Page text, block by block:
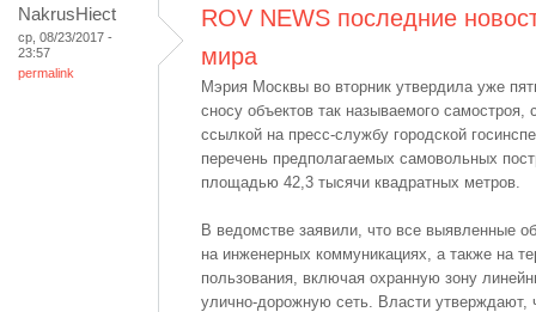
NakrusHiect
ср, 08/23/2017 -
23:57
permalink
ROV NEWS последние
мира
Мэрия Москвы во вторник утвердила уже
сносу объектов так называемого
ссылкой на пресс-службу городской
перечень предполагаемых самовольных
площадью 42,3 тысячи квадратных метров.
В ведомстве заявили, что все выявленные
на инженерных коммуникациях, а также на
пользования, включая охранную зону
улично-дорожную сеть. Власти утверждают,